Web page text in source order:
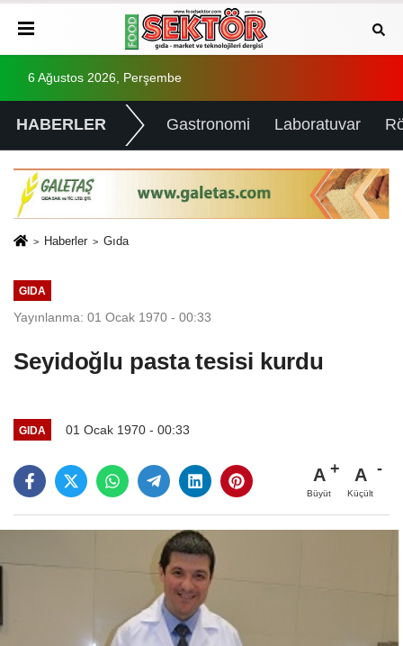
6 Ağustos 2026, Perşembe
HABERLER Gastronomi Laboratuvar
Haberler Gıda
GIDA
Yayınlanma: 01 Ocak 1970 - 00:33
Seyidoğlu pasta tesisi kurdu
GIDA 01 Ocak 1970 - 00:33
A
Büyüt
A
Küçült